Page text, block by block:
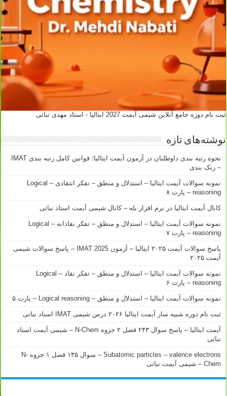
ثبت نام دوره جامع آنلاین شیمی آیمت 2027 ایتالیا - استاد مهدی نباتی
نوشته‌های تازه
نحوه رتبه بندی داوطلبان در آزمون آیمت ایتالیا؛ قوانین کامل رتبه بندی IMAT
– رنک بندی
نمونه سوالات آیمت ایتالیا – استدلال و منطق – تفکر انتقادی – Logical
reasoning – پارت ۸
کانال آیمت ایتالیا در نرم افزار بله – کانال شیمی آیمت استاد نباتی
نمونه سوالات آیمت ایتالیا – استدلال و منطق – تفکر نقادانه – Logical
reasoning – پارت ۷
پاسخ سوالات آیمت ۲۰۲۵ ایتالیا – آزمون IMAT 2025 – پاسخ سوالات شیمی
آیمت ۲۰۲۵
نمونه سوالات آیمت ایتالیا – استدلال و منطق – تفکر نقاد – Logical
reasoning – پارت ۶
نمونه سوالات آیمت ایتالیا – استدلال و منطق – Logical reasoning – پارت ۵
ثبت نام دوره شبیه ساز آیمت ایتالیا ۲۰۲۶ درس شیمی IMAT استاد نباتی
آیمت ایتالیا – پاسخ سوال ۲۴۳ فصل ۲ جزوه N-Chem – شیمی آیمت استاد
نباتی
Subatomic particles – valence electrons – سوال ۱۳۵ فصل ۱ جزوه N-
Chem – شیمی آیمت نباتی